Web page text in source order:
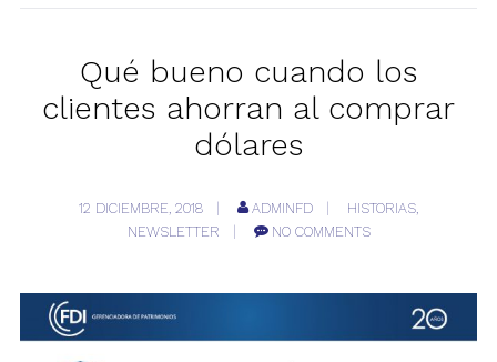
Qué bueno cuando los
clientes ahorran al comprar
dólares
12 DICIEMBRE, 2018 ADMINFD HISTORIAS
NEWSLETTER
NO COMMENTS